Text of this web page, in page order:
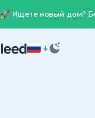
🚀 Ищете новый дом?